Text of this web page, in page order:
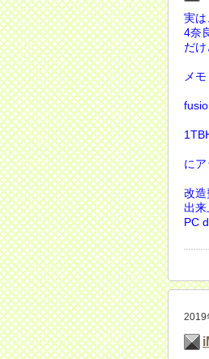
実は
4奈
だ
メ
に
改造
出来
PC
2019